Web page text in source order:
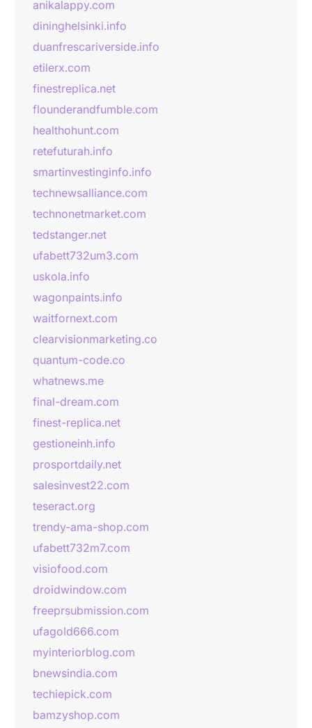
anikalappy.com
dininghelsinki.info
duanfrescariverside.info
etilerx.com
finestreplica.net
flounderandfumble.com
healthohunt.com
retefuturah.info
smartinvestinginfo.info
technewsalliance.com
technonetmarket.com
tedstanger.net
ufabett732um3.com
uskola.info
wagonpaints.info
waitfornext.com
clearvisionmarketing.co
quantum-code.co
whatnews.me
final-dream.com
finest-replica.net
gestioneinh.info
prosportdaily.net
salesinvest22.com
teseract.org
trendy-ama-shop.com
ufabett732m7.com
visiofood.com
droidwindow.com
freeprsubmission.com
ufagold666.com
myinteriorblog.com
bnewsindia.com
techiepick.com
bamzyshop.com